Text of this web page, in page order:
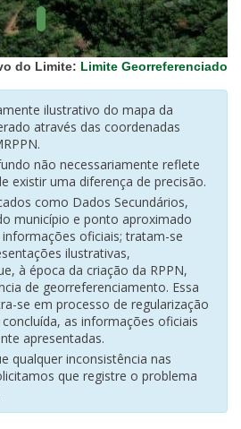
do Limite: Limite Georreferenciado
ilustrativo do mapa da
através das coordenadas
não necessariamente reflete
existir uma diferença de precisão.
como Dados Secundários,
município e ponto aproximado
oficiais; tratam-se
ilustrativas,
à época da criação da RPPN,
de georreferenciamento. Essa
se em processo de regularização
as informações oficiais
apresentadas.
qualquer inconsistência nas
que registre o problema